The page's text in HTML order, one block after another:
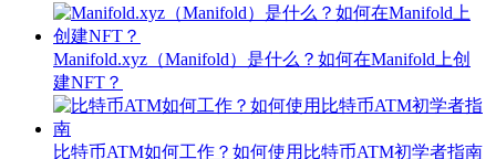
Manifold.xyz（Manifold）是什么？如何在Manifold上创
建NFT？
比特币ATM如何工作？如何使用比特币ATM初学者指南